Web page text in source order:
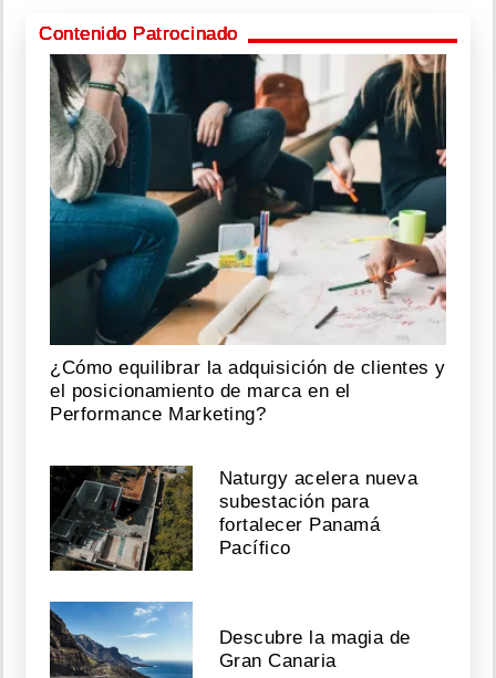
Contenido Patrocinado
¿Cómo equilibrar la adquisición de clientes y
el posicionamiento de marca en el
Performance Marketing?
Naturgy acelera nueva
subestación para
fortalecer Panamá
Pacífico
Descubre la magia de
Gran Canaria